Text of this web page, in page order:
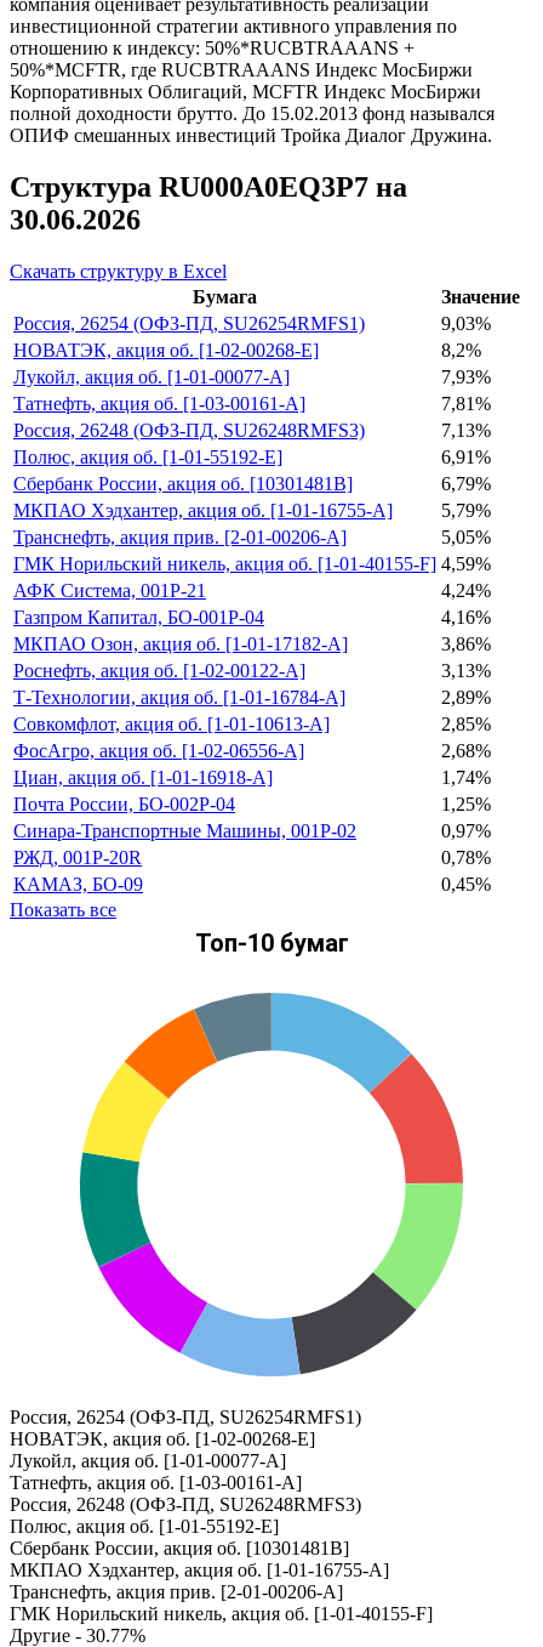
компания оценивает результативность реализации
инвестиционной стратегии активного управления по
отношению к индексу: 50%*RUCBTRAAANS +
50%*MCFTR, где RUCBTRAAANS Индекс МосБиржи
Корпоративных Облигаций, MCFTR Индекс МосБиржи
полной доходности брутто. До 15.02.2013 фонд назывался
ОПИФ смешанных инвестиций Тройка Диалог Дружина.
Структура RU000A0EQ3P7 на
30.06.2026
Скачать структуру в Excel
Бумага
Значение
Россия, 26254 (ОФЗ-ПД, SU26254RMFS1)
9,03%
НОВАТЭК, акция об. [1-02-00268-E]
8,2%
Лукойл, акция об. [1-01-00077-A]
7,93%
Татнефть, акция об. [1-03-00161-A]
7,81%
Россия, 26248 (ОФЗ-ПД, SU26248RMFS3)
7,13%
Полюс, акция об. [1-01-55192-E]
6,91%
Сбербанк России, акция об. [10301481B]
6,79%
МКПАО Хэдхантер, акция об. [1-01-16755-A]
5,79%
Транснефть, акция прив. [2-01-00206-A]
5,05%
ГМК Норильский никель, акция об. [1-01-40155-F] 4,59%
АФК Система, 001P-21
4,24%
Газпром Капитал, БО-001Р-04
4,16%
МКПАО Озон, акция об. [1-01-17182-A]
3,86%
Роснефть, акция об. [1-02-00122-A]
3,13%
Т-Технологии, акция об. [1-01-16784-A]
2,89%
Совкомфлот, акция об. [1-01-10613-A]
2,85%
ФосАгро, акция об. [1-02-06556-A]
2,68%
Циан, акция об. [1-01-16918-A]
1,74%
Почта России, БО-002P-04
1,25%
Синара-Транспортные Машины, 001Р-02
0,97%
РЖД, 001P-20R
0,78%
КАМАЗ, БО-09
0,45%
Показать все
Топ-10 бумаг
Россия, 26254 (ОФЗ-ПД, SU26254RMFS1)
НОВАТЭК, акция об. [1-02-00268-E]
Лукойл, акция об. [1-01-00077-A]
Татнефть, акция об. [1-03-00161-A]
Россия, 26248 (ОФЗ-ПД, SU26248RMFS3)
Полюс, акция об. [1-01-55192-E]
Сбербанк России, акция об. [10301481B]
МКПАО Хэдхантер, акция об. [1-01-16755-A]
Транснефть, акция прив. [2-01-00206-A]
ГМК Норильский никель, акция об. [1-01-40155-F]
Другие - 30.77%